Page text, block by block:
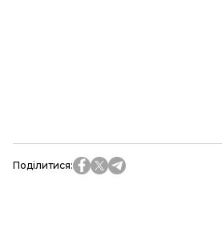
Поділитися: